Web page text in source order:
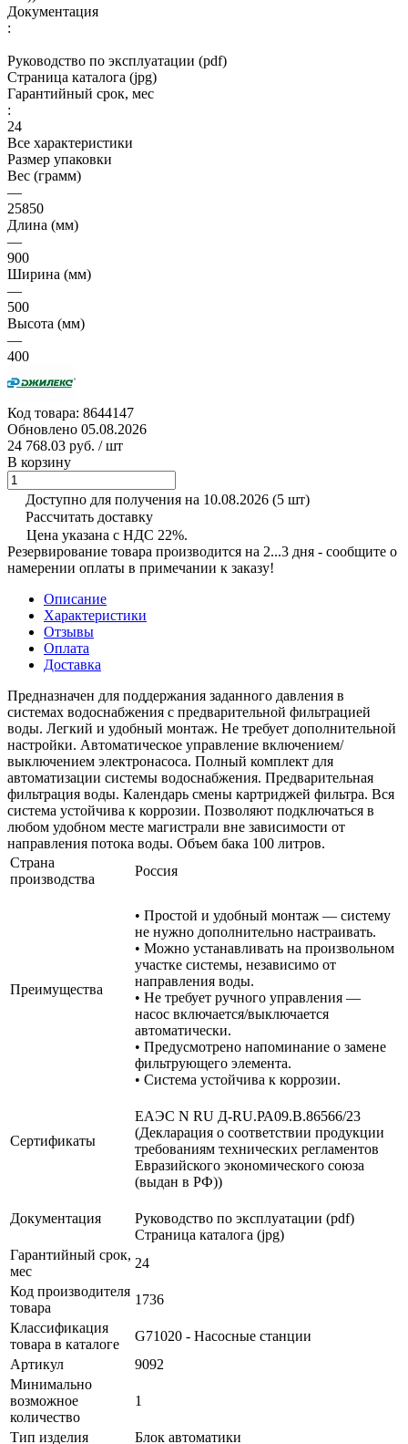
Документация
:
Руководство по эксплуатации (pdf)
Страница каталога (jpg)
Гарантийный срок, мес
:
24
Все характеристики
Размер упаковки
Вес (грамм)
—
25850
Длина (мм)
—
900
Ширина (мм)
—
500
Высота (мм)
—
400
Код товара: 8644147
Обновлено 05.08.2026
24 768.03 руб. / шт
В корзину
Доступно для получения на 10.08.2026 (5 шт)
Рассчитать доставку
Цена указана с НДС 22%.
Резервирование товара производится на 2...3 дня - сообщите о
намерении оплаты в примечании к заказу!
Описание
Характеристики
Отзывы
Оплата
Доставка
Предназначен для поддержания заданного давления в
системах водоснабжения с предварительной фильтрацией
воды. Легкий и удобный монтаж. Не требует дополнительной
настройки. Автоматическое управление включением/
выключением электронасоса. Полный комплект для
автоматизации системы водоснабжения. Предварительная
фильтрация воды. Календарь смены картриджей фильтра. Вся
система устойчива к коррозии. Позволяют подключаться в
любом удобном месте магистрали вне зависимости от
направления потока воды. Объем бака 100 литров.
Страна
производства
Россия
Преимущества
• Простой и удобный монтаж — систему
не нужно дополнительно настраивать.
• Можно устанавливать на произвольном
участке системы, независимо от
направления воды.
• Не требует ручного управления —
насос включается/выключается
автоматически.
• Предусмотрено напоминание о замене
фильтрующего элемента.
• Система устойчива к коррозии.
Сертификаты
ЕАЭС N RU Д-RU.РА09.В.86566/23
(Декларация о соответствии продукции
требованиям технических регламентов
Евразийского экономического союза
(выдан в РФ))
Документация
Руководство по эксплуатации (pdf)
Страница каталога (jpg)
Гарантийный срок,
мес
24
Код производителя
товара
1736
Классификация
товара в каталоге
G71020 - Насосные станции
Артикул
9092
Минимально
возможное
количество
1
Тип изделия
Блок автоматики